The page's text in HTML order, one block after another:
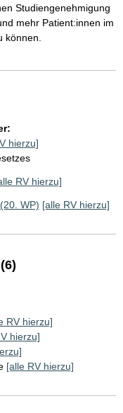
Studiengenehmigung
mehr Patient:innen im
können.
hierzu]
RV hierzu]
WP) [alle RV hierzu]
RV hierzu]
hierzu]
[alle RV hierzu]